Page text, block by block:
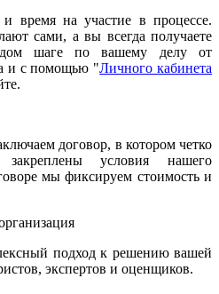
время на участие в процессе.
сами, а вы всегда получаете
шаге по вашему делу от
и с помощью "Личного кабинета
договор, в котором четко
условия нашего
мы фиксируем стоимость и
подход к решению вашей
экспертов и оценщиков.